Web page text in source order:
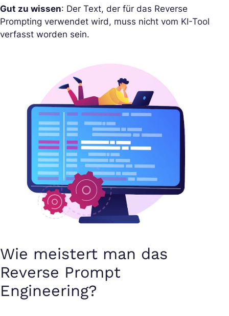
Gut zu wissen: Der Text, der für das Reverse
Prompting verwendet wird, muss nicht vom KI-Tool
verfasst worden sein.
Wie meistert man das
Reverse Prompt
Engineering?